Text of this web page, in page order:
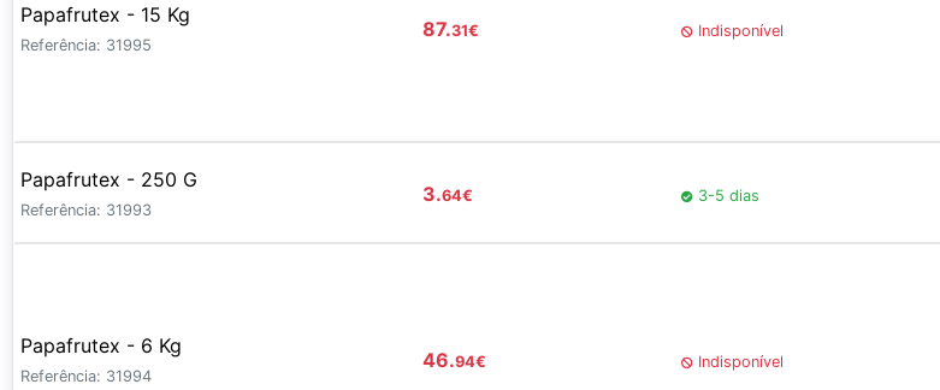
Papafrutex - 15 Kg
Referência: 31995
87.31€ Indisponível
Papafrutex - 250 G
Referência: 31993
3.64€ 3-5 dias
Papafrutex - 6 Kg
Referência: 31994
46.94€ Indisponível